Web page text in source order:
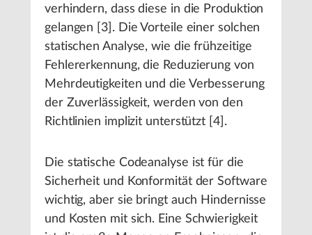
verhindern, dass diese in die Produktion
gelangen [3]. Die Vorteile einer solchen
statischen Analyse, wie die frühzeitige
Fehlererkennung, die Reduzierung von
Mehrdeutigkeiten und die Verbesserung
der Zuverlässigkeit, werden von den
Richtlinien implizit unterstützt [4].
Die statische Codeanalyse ist für die
Sicherheit und Konformität der Software
wichtig, aber sie bringt auch Hindernisse
und Kosten mit sich. Eine Schwierigkeit